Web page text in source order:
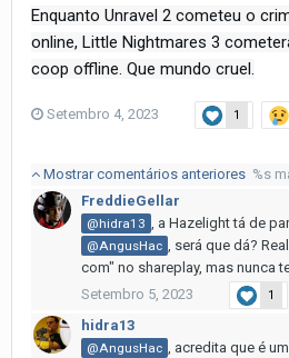
Enquanto Unravel 2 cometeu o
online, Little Nightmares 3
coop offline. Que mundo cruel.
Setembro 4, 2023 1
Mostrar comentários anteriores %s
FreddieGellar
@hidra13 , a Hazelight tá de
@AngusHac , será que dá?
com" no shareplay, mas nunca
Setembro 5, 2023
1
hidra13
@AngusHac , acredita que é